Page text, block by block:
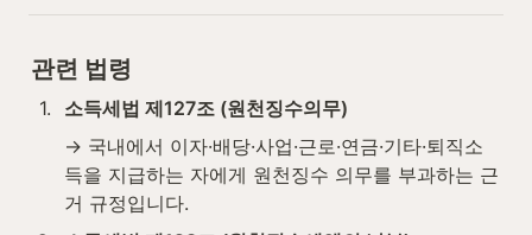
관련 법령
1.
소득세법 제127조 (원천징수의무)
→ 국내에서 이자·배당·사업·근로·연금·기타·퇴직소
득을 지급하는 자에게 원천징수 의무를 부과하는 근
거 규정입니다.